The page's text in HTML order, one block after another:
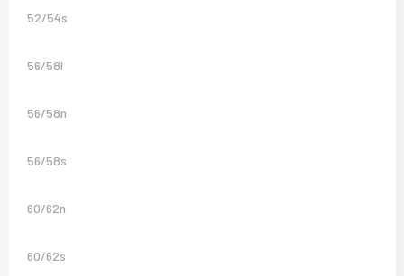
52/54s
56/58l
56/58n
56/58s
60/62n
60/62s